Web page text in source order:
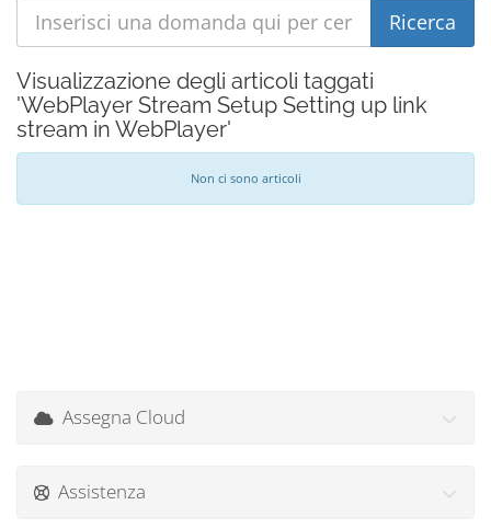
Visualizzazione degli articoli taggati
'WebPlayer Stream Setup Setting up link
stream in WebPlayer'
Non ci sono articoli
Assegna Cloud
Assistenza